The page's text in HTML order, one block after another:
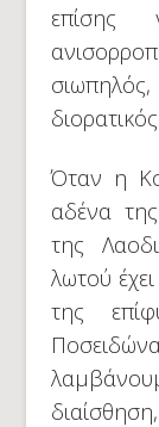
επίσης
Όταν η
αδένα
της
λωτού
της